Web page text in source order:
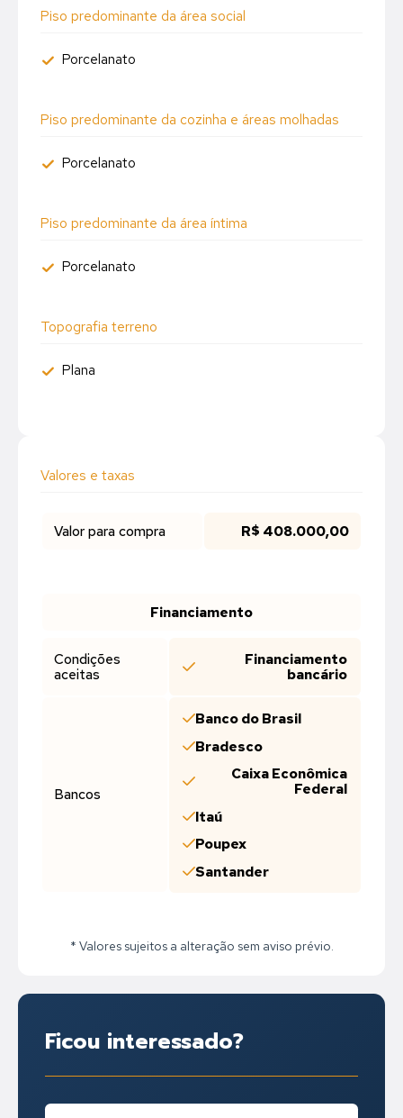
Piso predominante da área social
Porcelanato
Piso predominante da cozinha e áreas molhadas
Porcelanato
Piso predominante da área íntima
Porcelanato
Topografia terreno
Plana
Valores e taxas
Valor para compra R$ 408.000,00
Financiamento
Condições
aceitas
Financiamento
bancário
Bancos
Banco do Brasil
Bradesco
Caixa Econômica
Federal
Itaú
Poupex
Santander
* Valores sujeitos a alteração sem aviso prévio.
Ficou interessado?